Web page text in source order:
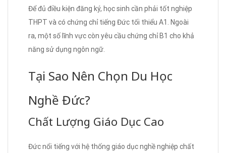
Để đủ điều kiện đăng ký, học sinh cần phải tốt nghiệp
THPT và có chứng chỉ tiếng Đức tối thiểu A1. Ngoài
ra, một số lĩnh vực còn yêu cầu chứng chỉ B1 cho khả
năng sử dụng ngôn ngữ.
Tại Sao Nên Chọn Du Học
Nghề Đức?
Chất Lượng Giáo Dục Cao
Đức nổi tiếng với hệ thống giáo dục nghề nghiệp chất